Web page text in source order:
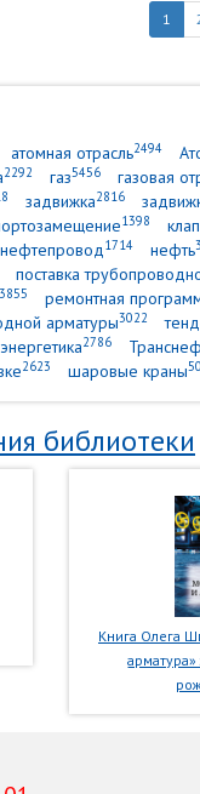
1
атомная отрасль2494
2292 газ5456 газовая
задвижка2816
1398
нефтепровод1714 нефть
поставка
ремонтная
арматуры3022
2786
2623 шаровые краны
библиотеки
Книга Олега
арматура»